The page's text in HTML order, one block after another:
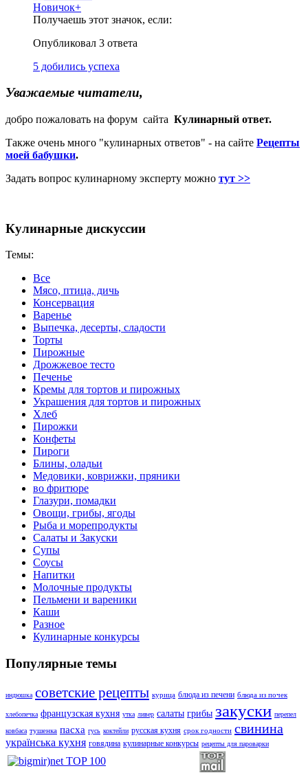
Новичок+
Получаешь этот значок, если:
Опубликовал 3 ответа
5 добились успеха
Уважаемые читатели,
добро пожаловать на форум сайта Кулинарный ответ.
Также очень много "кулинарных ответов" - на сайте Рецепты
моей бабушки.
Задать вопрос кулинарному эксперту можно тут >>
Кулинарные дискуссии
Темы:
Все
Мясо, птица, дичь
Консервация
Варенье
Выпечка, десерты, сладости
Торты
Пирожные
Дрожжевое тесто
Печенье
Кремы для тортов и пирожных
Украшения для тортов и пирожных
Хлеб
Пирожки
Конфеты
Пироги
Блины, оладьи
Медовики, коврижки, пряники
во фритюре
Глазури, помадки
Овощи, грибы, ягоды
Рыба и морепродукты
Салаты и Закуски
Супы
Соусы
Напитки
Молочные продукты
Пельмени и вареники
Каши
Разное
Кулинарные конкурсы
Популярные темы
индюшка советские рецепты курица блюда из печени блюда из почек
хлебопечка французская кухня утка ливер салаты грибы закуски перепел
ковбаса тушенка пасха гусь коктейли русская кухня срок годности свинина
українська кухня говядина кулинарные конкурсы рецепты для пароварки